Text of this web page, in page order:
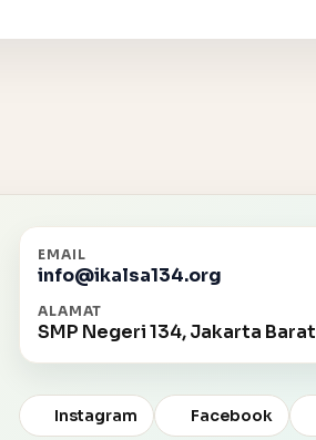
EMAIL
info@ikalsa134.org
ALAMAT
SMP Negeri 134, Jakarta Barat
Instagram Facebook